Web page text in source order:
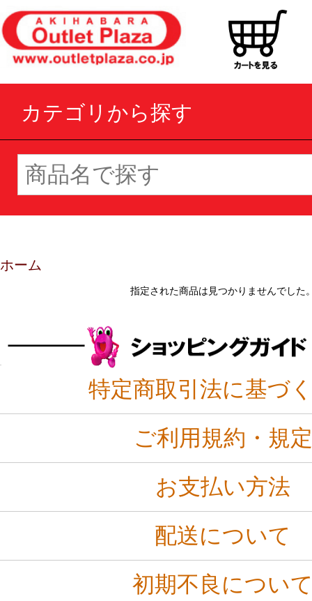
カテゴリから探す
ホーム
指定された商品は見つかりませんでした
特定商取引法に基づ
ご利用規約・規定
お支払い方法
配送について
初期不良につい